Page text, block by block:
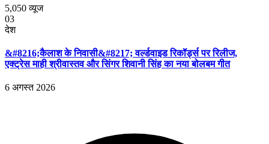
5,050व्यूज
03
देश
&#8216;कैलाश के निवासी&#8217; वर्ल्डवाइड रिकॉर्ड्स पर रिलीज,
एक्ट्रेस माही श्रीवास्तव और सिंगर शिवानी सिंह का नया बोलबम गीत
6 अगस्त 2026